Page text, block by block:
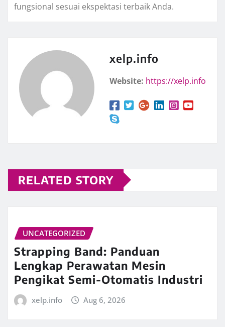
fungsional sesuai ekspektasi terbaik Anda.
xelp.info
Website: https://xelp.info
RELATED STORY
UNCATEGORIZED
Strapping Band: Panduan
Lengkap Perawatan Mesin
Pengikat Semi-Otomatis Industri
xelp.info Aug 6, 2026